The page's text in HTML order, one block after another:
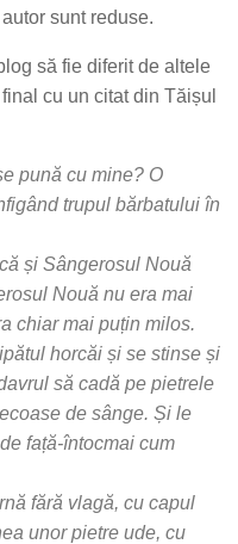
sunt reduse.
să fie diferit de altele
cu un citat din Tăișul
pună cu mine? O
trupul bărbatului în
și Sângerosul Nouă
Nouă nu era mai
chiar mai puțin milos.
horcăi și se stinse și
să cadă pe pietrele
de sânge. Și le
față-întocmai cum
fără vlagă, cu capul
unor pietre ude, cu